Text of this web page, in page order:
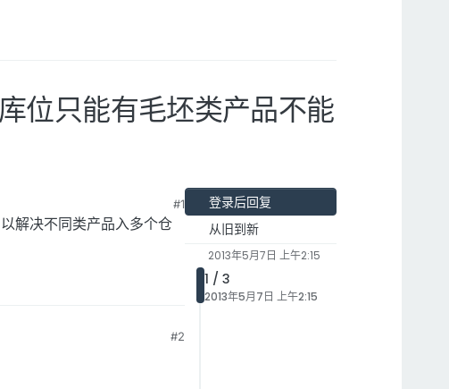
位只能有毛坯类产品不能
#1
解决不同类产品入多个仓
#2
登录后回复
从旧到新
2013年5月7日 上午2:15
1 / 3
2013年5月7日 上午2:15